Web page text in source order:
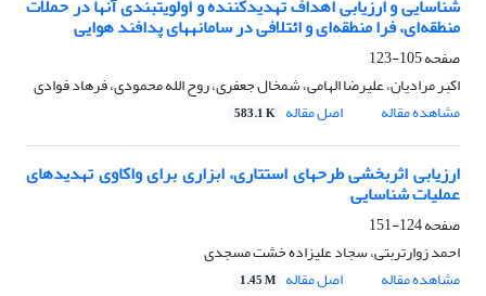
شناسایی و ارزیابی اهداف تهدیدکننده و اولویت‏بندی آن‏ها در حملات
منطقه‌ای، فرا منطقه‌ای و ائتلافی در سامانه‏های پدافند هوایی
صفحه105-123
اکبر مرادیان، علیرضا الهامی، شمخال جعفری، روح الله محمودی، فرهاد فوادی
مشاهده مقاله
اصل مقاله 583.1 K
ارزیابی اثربخشی طرح‏های استتاری، ابزاری برای واکاوی تهدیدهای
عملیات شناسایی
صفحه124-151
احمد زوارتربتی، سجاد علیزاده خشت مسجدی
مشاهده مقاله
اصل مقاله 1.45 M